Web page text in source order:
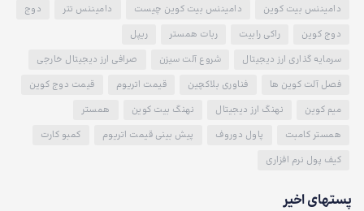
دامیننس بیت کوین
دامیننس بیت کوین چیست دامیننس تتر
دوج
دوج کوین
راکی رابیت ربات همستر
ریپل
سرمایه گذاری ارز دیجیتال
شروع آلت سیزن
صرافی ارز دیجیتال خارجی
فصل آلت کوین ها
فناوری بلاکچین قیمت اتریوم
قیمت دوج کوین
میم کوین
نهنگ ارز دیجیتال نهنگ بیت کوین
همستر
همستر کامبت
پاول دوروف پیش بینی قیمت اتریوم
کمبو کارت
کیف پول نرم افزاری
پستهای اخیر